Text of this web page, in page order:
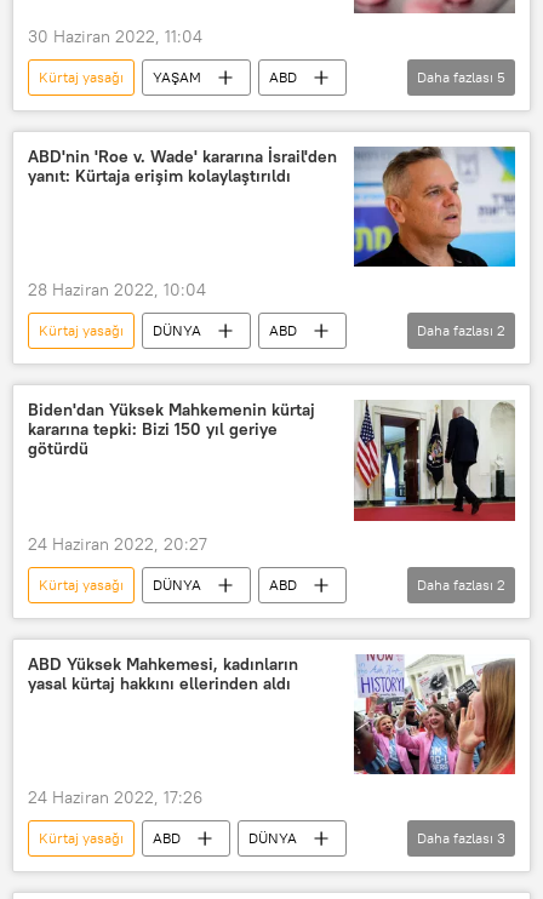
30 Haziran 2022, 11:04
Kürtaj yasağı YAŞAM
ABD
Kürtaj
hap
doğum kontrol
Doğum kontrol hapı
Kota
Daha fazlası 5
ABD'nin 'Roe v. Wade' kararına İsrail'den
yanıt: Kürtaja erişim kolaylaştırıldı
28 Haziran 2022, 10:04
Kürtaj yasağı DÜNYA
ABD
İsrail
Kürtaj
Daha fazlası 2
Biden'dan Yüksek Mahkemenin kürtaj
kararına tepki: Bizi 150 yıl geriye
götürdü
24 Haziran 2022, 20:27
Kürtaj yasağı DÜNYA
ABD
Joe Biden
Kürtaj
Daha fazlası 2
ABD Yüksek Mahkemesi, kadınların
yasal kürtaj hakkını ellerinden aldı
24 Haziran 2022, 17:26
Kürtaj yasağı ABD
DÜNYA
ABD Yüksek Mahkemesi
Kürtaj
Daha fazlası 3